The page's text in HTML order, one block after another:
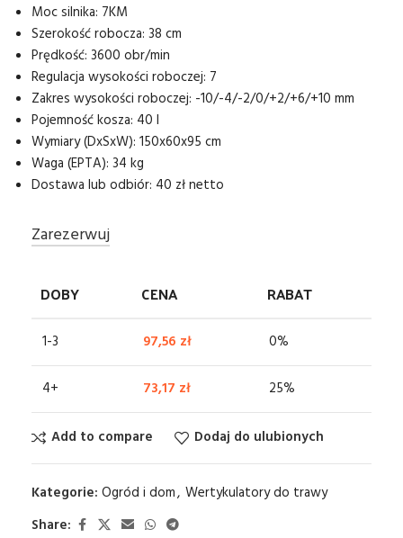
Moc silnika: 7KM
Szerokość robocza: 38 cm
Prędkość: 3600 obr/min
Regulacja wysokości roboczej: 7
Zakres wysokości roboczej: -10/-4/-2/0/+2/+6/+10 mm
Pojemność kosza: 40 l
Wymiary (DxSxW): 150x60x95 cm
Waga (EPTA): 34 kg
Dostawa lub odbiór: 40 zł netto
Zarezerwuj
DOBY CENA RABAT
1-3 97,56 zł 0%
4+ 73,17 zł 25%
Add to compare Dodaj do ulubionych
Kategorie: Ogród i dom, Wertykulatory do trawy
Share: